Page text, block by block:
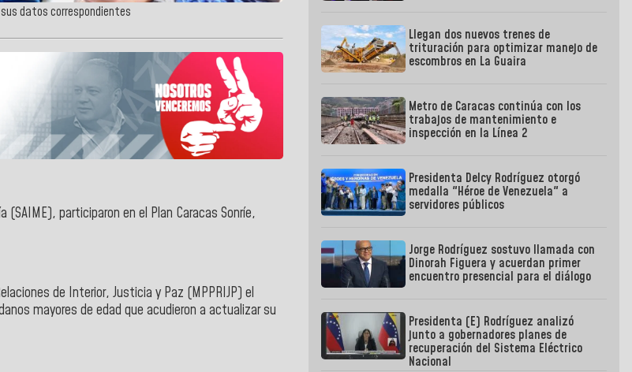
datos correspondientes
(SAIME), participaron en el Plan Caracas Sonríe,
de Interior, Justicia y Paz (MPPRIJP) el
mayores de edad que acudieron a actualizar su
Llegan dos nuevos trenes de
trituración para optimizar manejo de
escombros en La Guaira
Metro de Caracas continúa con los
trabajos de mantenimiento e
inspección en la Línea 2
Presidenta Delcy Rodríguez otorgó
medalla "Héroe de Venezuela" a
servidores públicos
Jorge Rodríguez sostuvo llamada con
Dinorah Figuera y acuerdan primer
encuentro presencial para el diálogo
Presidenta (E) Rodríguez analizó
junto a gobernadores planes de
recuperación del Sistema Eléctrico
Nacional